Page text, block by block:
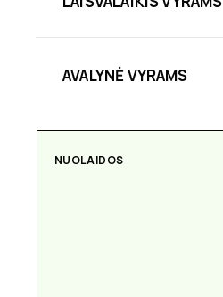
AVALYNĖ VYRAMS
NUOLAIDOS
AKSESUARAI